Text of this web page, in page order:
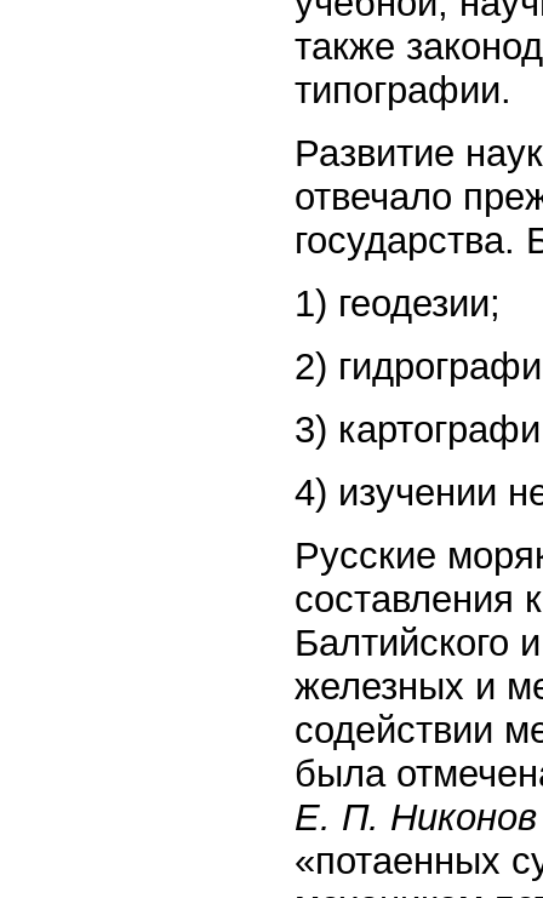
также
типографии.
Развитие
отвечало
1) геодезии;
2)
3)
4) изучении
Русские
составления
Балтийского
железных и
содействии
была
Е. П.
«потаенных